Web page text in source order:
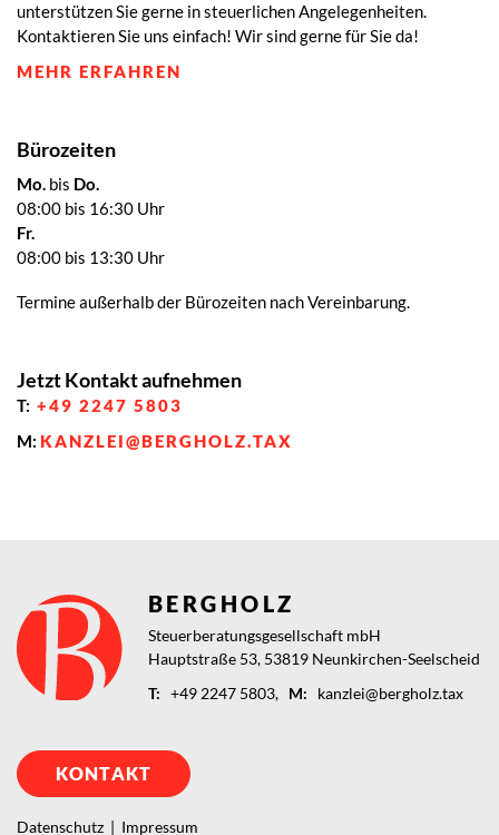
unterstützen Sie gerne in steuerlichen Angelegenheiten.
Kontaktieren Sie uns einfach! Wir sind gerne für Sie da!
MEHR ERFAHREN
Bürozeiten
Mo. bis Do.
08:00 bis 16:30 Uhr
Fr.
08:00 bis 13:30 Uhr
Termine außerhalb der Bürozeiten nach Vereinbarung.
Jetzt Kontakt aufnehmen
T: +49 2247 5803
M: KANZLEI@BERGHOLZ.TAX
BERGHOLZ
Steuerberatungsgesellschaft mbH
Hauptstraße 53, 53819 Neunkirchen-Seelscheid
T: +49 2247 5803, M: kanzlei@bergholz.tax
KONTAKT
Datenschutz | Impressum